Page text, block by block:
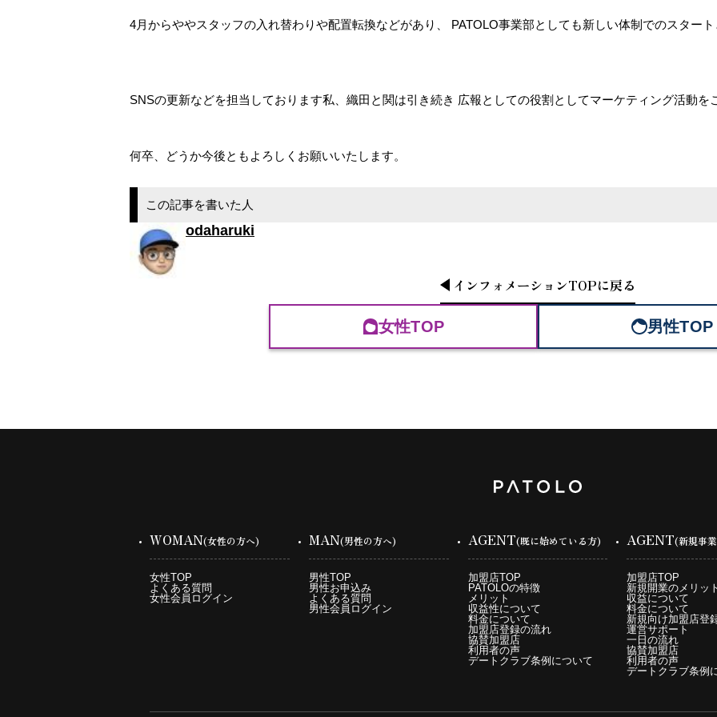
4月からややスタッフの入れ替わりや配置転換などがあり、 PATOLO事業部としても新しい体制でのスター
SNSの更新などを担当しております私、織田と関は引き続き 広報としての役割としてマーケティング活動
何卒、どうか今後ともよろしくお願いいたします。
この記事を書いた人
odaharuki
インフォメーションTOPに戻る
女性TOP 男性TOP
WOMAN(女性の方へ)
女性TOP
よくある質問
女性会員ログイン
MAN(男性の方へ)
男性TOP
男性お申込み
よくある質問
男性会員ログイン
AGENT(既に始めている方)
加盟店TOP
PATOLOの特徴
メリット
収益性について
料金について
加盟店登録の流れ
協賛加盟店
利用者の声
デートクラブ条例について
AGENT(新規事
加盟店TOP
新規開業のメリッ
収益について
料金について
新規向け加盟店登
運営サポート
一日の流れ
協賛加盟店
利用者の声
デートクラブ条例